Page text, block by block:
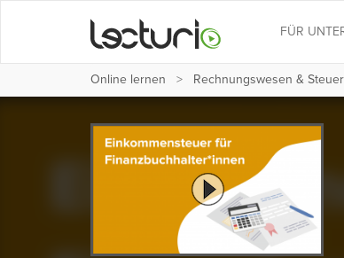
FÜR
Online lernen Rechnungs­wesen &